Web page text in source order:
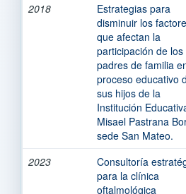
2018
Estrategias para
disminuir los
que afectan la
participación de los
padres de familia
proceso educativo
sus hijos de la
Institución
Misael Pastrana
sede San Mateo.
2023
Consultoría
para la clínica
oftalmológica